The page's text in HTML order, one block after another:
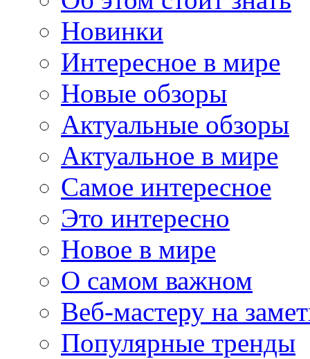
Новинки
Интересное в мире
Новые обзоры
Актуальные обзоры
Актуальное в мире
Самое интересное
Это интересно
Новое в мире
О самом важном
Веб-мастеру на
Популярные тренды